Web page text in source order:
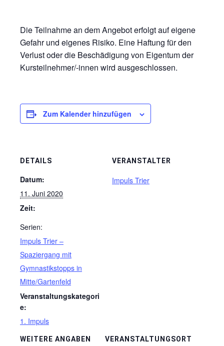
Die Teilnahme an dem Angebot erfolgt auf eigene
Gefahr und eigenes Risiko. Eine Haftung für den
Verlust oder die Beschädigung von Eigentum der
Kursteilnehmer/-innen wird ausgeschlossen.
Zum Kalender hinzufügen
DETAILS
Datum:
11. Juni 2020
Zeit:
Serien:
Impuls Trier –
Spaziergang mit
Gymnastikstopps in
Mitte/Gartenfeld
Veranstaltungskategori
e:
1. Impuls
VERANSTALTUNGSORT
VERANSTALTER
Impuls Trier
WEITERE ANGABEN